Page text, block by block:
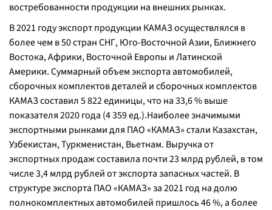
востребованности продукции на внешних рынках.
В 2021 году экспорт продукции КАМАЗ осуществлялся в
более чем в 50 стран СНГ, Юго-Восточной Азии, Ближнего
Востока, Африки, Восточной Европы и Латинской
Америки. Суммарный объем экспорта автомобилей,
сборочных комплектов деталей и сборочных комплектов
КАМАЗ составил 5 822 единицы, что на 33,6 % выше
показателя 2020 года (4 359 ед.).Наиболее значимыми
экспортными рынками для ПАО «КАМАЗ» стали Казахстан,
Узбекистан, Туркменистан, Вьетнам. Выручка от
экспортных продаж составила почти 23 млрд рублей, в том
числе 3,4 млрд рублей от экспорта запасных частей. В
структуре экспорта ПАО «КАМАЗ» за 2021 год на долю
полнокомплектных автомобилей пришлось 46 %, а более